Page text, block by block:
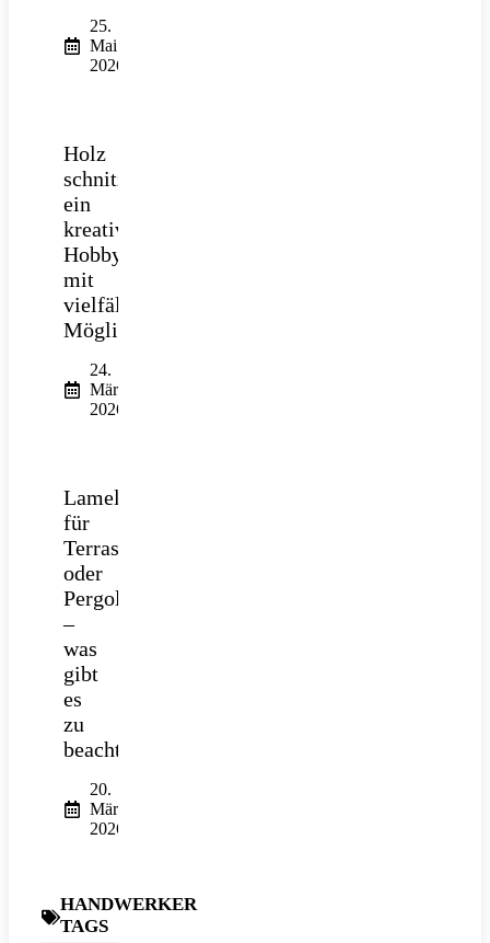
25.
Mai
2026
Holz
schnitzen:
ein
kreatives
Hobby
mit
vielfältigen
Möglichkeiten
24.
März
2026
Lamellendach
für
Terrasse
oder
Pergola
–
was
gibt
es
zu
beachten?
20.
März
2026
HANDWERKER
TAGS